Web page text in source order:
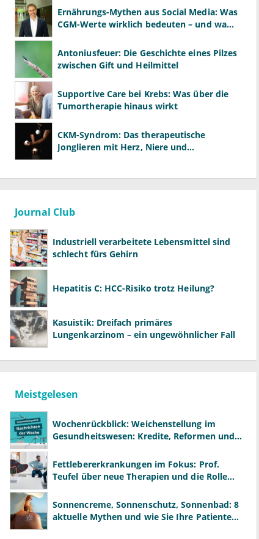
Ernährungs-Mythen aus Social Media: Was
CGM-Werte wirklich bedeuten – und was
Antoniusfeuer: Die Geschichte eines Pilzes
zwischen Gift und Heilmittel
Supportive Care bei Krebs: Was über die
Tumortherapie hinaus wirkt
CKM-Syndrom: Das therapeutische
Jonglieren mit Herz, Niere und
Journal Club
Industriell verarbeitete Lebensmittel sind
schlecht fürs Gehirn
Hepatitis C: HCC-Risiko trotz Heilung?
Kasuistik: Dreifach primäres
Lungenkarzinom – ein ungewöhnlicher Fall
Meistgelesen
Wochenrückblick: Weichenstellung im
Gesundheitswesen: Kredite, Reformen und
Fettlebererkrankungen im Fokus: Prof.
Teufel über neue Therapien und die Rolle
Sonnencreme, Sonnenschutz, Sonnenbad: 8
aktuelle Mythen und wie Sie Ihre Patienten